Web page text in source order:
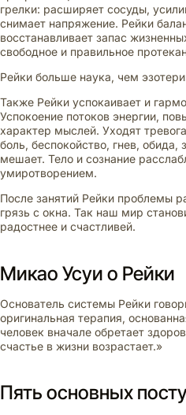
грелки: расширяет сосуды,
снимает напряжение. Рейки
восстанавливает запас
свободное и правильное
Рейки больше наука, чем
Также Рейки успокаивает и
Успокоение потоков энергии,
характер мыслей. Уходят
боль, беспокойство, гнев, обида,
мешает. Тело и сознание
умиротворением.
После занятий Рейки проблемы
грязь с окна. Так наш мир
радостнее и счастливей.
Микао Усуи о Рейки
Основатель системы Рейки
оригинальная терапия,
человек вначале обретает
счастье в жизни возрастает.»
Пять основных